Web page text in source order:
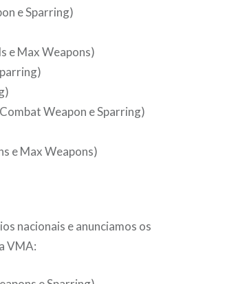
e Sparring)
e Max Weapons)
Weapon e Sparring)
e Max Weapons)
nacionais e anunciamos os
VMA: